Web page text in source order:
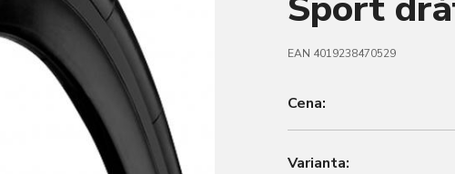
EAN 4019238470529
Cena:
Varianta: